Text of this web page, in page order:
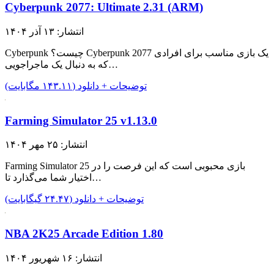
Cyberpunk 2077: Ultimate 2.31 (ARM)
انتشار: ۱۳ آذر ۱۴۰۴
Cyberpunk چیست؟ Cyberpunk 2077 یک بازی مناسب برای افرادی
که به دنبال یک ماجراجویی…
توضیحات + دانلود (۱۴۳.۱۱ مگابایت)
Farming Simulator 25 v1.13.0
انتشار: ۲۵ مهر ۱۴۰۴
Farming Simulator 25 بازی محبوبی است که این فرصت را در
اختیار شما می‌گذارد تا…
توضیحات + دانلود (۲۴.۴۷ گیگابایت)
NBA 2K25 Arcade Edition 1.80
انتشار: ۱۶ شهریور ۱۴۰۴